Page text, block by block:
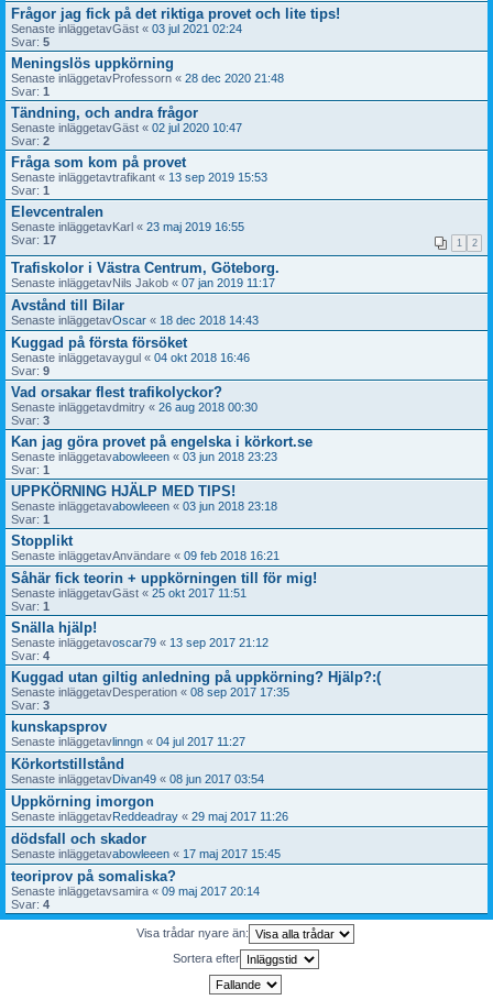
Frågor jag fick på det riktiga provet och lite tips!
Senaste inläggetavGäst « 03 jul 2021 02:24
Svar: 5
Meningslös uppkörning
Senaste inläggetavProfessorn « 28 dec 2020 21:48
Svar: 1
Tändning, och andra frågor
Senaste inläggetavGäst « 02 jul 2020 10:47
Svar: 2
Fråga som kom på provet
Senaste inläggetavtrafikant « 13 sep 2019 15:53
Svar: 1
Elevcentralen
Senaste inläggetavKarl « 23 maj 2019 16:55
Svar: 17 1 2
Trafiskolor i Västra Centrum, Göteborg.
Senaste inläggetavNils Jakob « 07 jan 2019 11:17
Avstånd till Bilar
Senaste inläggetavOscar « 18 dec 2018 14:43
Kuggad på första försöket
Senaste inläggetavaygul « 04 okt 2018 16:46
Svar: 9
Vad orsakar flest trafikolyckor?
Senaste inläggetavdmitry « 26 aug 2018 00:30
Svar: 3
Kan jag göra provet på engelska i körkort.se
Senaste inläggetavabowleeen « 03 jun 2018 23:23
Svar: 1
UPPKÖRNING HJÄLP MED TIPS!
Senaste inläggetavabowleeen « 03 jun 2018 23:18
Svar: 1
Stopplikt
Senaste inläggetavAnvändare « 09 feb 2018 16:21
Såhär fick teorin + uppkörningen till för mig!
Senaste inläggetavGäst « 25 okt 2017 11:51
Svar: 1
Snälla hjälp!
Senaste inläggetavoscar79 « 13 sep 2017 21:12
Svar: 4
Kuggad utan giltig anledning på uppkörning? Hjälp?:(
Senaste inläggetavDesperation « 08 sep 2017 17:35
Svar: 3
kunskapsprov
Senaste inläggetavlinngn « 04 jul 2017 11:27
Körkortstillstånd
Senaste inläggetavDivan49 « 08 jun 2017 03:54
Uppkörning imorgon
Senaste inläggetavReddeadray « 29 maj 2017 11:26
dödsfall och skador
Senaste inläggetavabowleeen « 17 maj 2017 15:45
teoriprov på somaliska?
Senaste inläggetavsamira « 09 maj 2017 20:14
Svar: 4
Visa trådar nyare än:
Sortera efter